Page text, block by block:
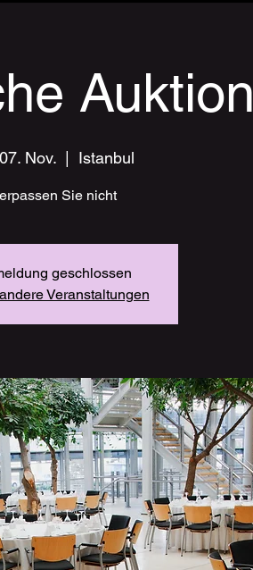
Nov.
  |
Istanbul
Sie nicht
geschlossen
Veranstaltungen